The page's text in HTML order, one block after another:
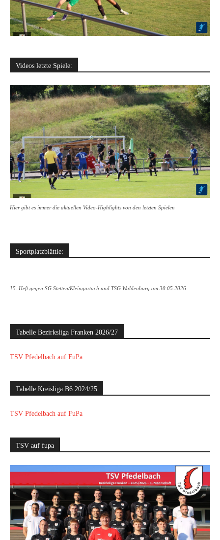
Videos letzte Spiele:
Hier gibt es immer die aktuellen Video-Highlights von den letzten Spielen
Sportplatzblättle:
15. Heft gegen SG Stetten/Kleingartach und TSG Waldenburg am 30.05.2026
Tabelle Bezirksliga Franken 2026/27
TSV Pfedelbach auf FuPa
Tabelle Kreisliga B6 2024/25
TSV Pfedelbach auf FuPa
TSV auf fupa